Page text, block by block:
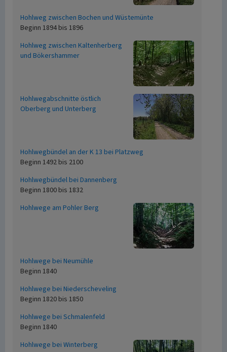
Hohlweg zwischen Bochen und Wüstemünte
Beginn 1894 bis 1896
Hohlweg zwischen Kaltenherberg
und Bökershammer
Hohlwegabschnitte östlich
Oberberg und Unterberg
Hohlwegbündel an der K 13 bei Platzweg
Beginn 1492 bis 2100
Hohlwegbündel bei Dannenberg
Beginn 1800 bis 1832
Hohlwege am Pohler Berg
Hohlwege bei Neumühle
Beginn 1840
Hohlwege bei Niederscheveling
Beginn 1820 bis 1850
Hohlwege bei Schmalenfeld
Beginn 1840
Hohlwege bei Winterberg